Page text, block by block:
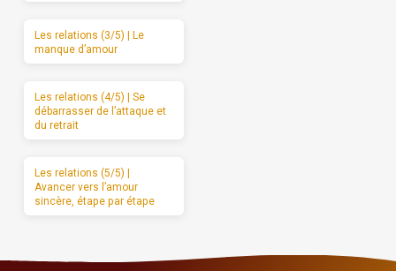
Les relations (3/5) | Le
manque d’amour
Les relations (4/5) | Se
débarrasser de l’attaque et
du retrait
Les relations (5/5) |
Avancer vers l’amour
sincère, étape par étape